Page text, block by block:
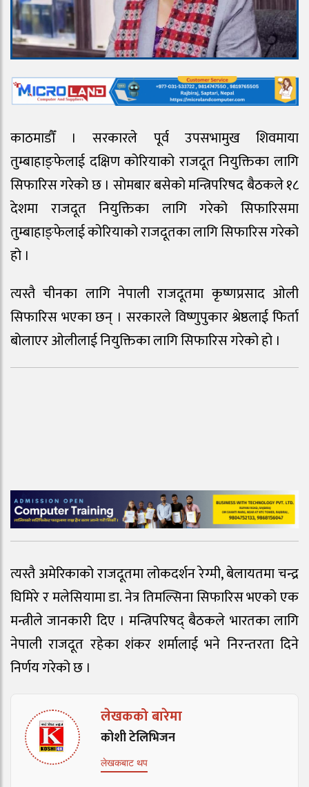
काठमाडौँ । सरकारले पूर्व उपसभामुख शिवमाया
तुम्बाहाङ्फेलाई दक्षिण कोरियाको राजदूत नियुक्तिका लागि
सिफारिस गरेको छ । सोमबार बसेको मन्त्रिपरिषद बैठकले १८
देशमा राजदूत नियुक्तिका लागि गरेको सिफारिसमा
तुम्बाहाङ्फेलाई कोरियाको राजदूतका लागि सिफारिस गरेको
हो ।
त्यस्तै चीनका लागि नेपाली राजदूतमा कृष्णप्रसाद ओली
सिफारिस भएका छन् । सरकारले विष्णुपुकार श्रेष्ठलाई फिर्ता
बोलाएर ओलीलाई नियुक्तिका लागि सिफारिस गरेको हो ।
त्यस्तै अमेरिकाको राजदूतमा लोकदर्शन रेग्मी, बेलायतमा चन्द्र
घिमिरे र मलेसियामा डा. नेत्र तिमल्सिना सिफारिस भएको एक
मन्त्रीले जानकारी दिए । मन्त्रिपरिषद् बैठकले भारतका लागि
नेपाली राजदूत रहेका शंकर शर्मालाई भने निरन्तरता दिने
निर्णय गरेको छ ।
लेखकको बारेमा
कोशी टेलिभिजन
लेखकबाट थप